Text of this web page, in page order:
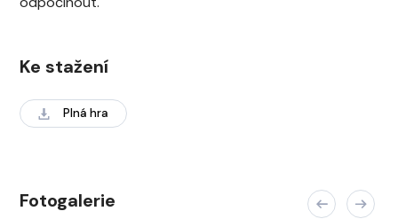
Ke stažení
Plná hra
Fotogalerie